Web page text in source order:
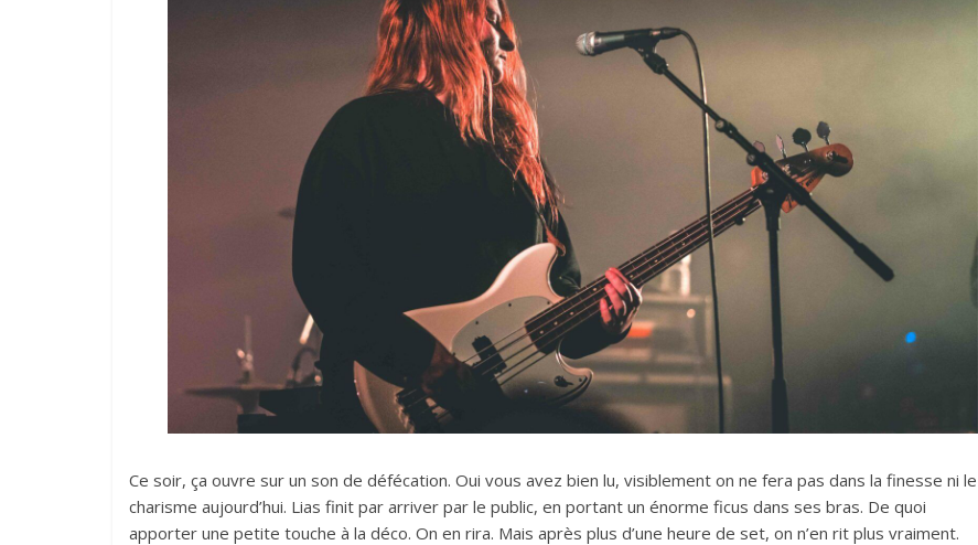
Ce soir, ça ouvre sur un son de défécation. Oui vous avez bien lu, visiblement on ne fera pas dans la finesse ni le
charisme aujourd’hui. Lias finit par arriver par le public, en portant un énorme ficus dans ses bras. De quoi
apporter une petite touche à la déco. On en rira. Mais après plus d’une heure de set, on n’en rit plus vraiment.